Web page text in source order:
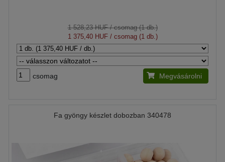
1 528,23 HUF/ csomag (1 db.)
1 375,40 HUF/ csomag (1 db.)
csomag Megvásárolni
Fa gyöngy készlet dobozban 340478